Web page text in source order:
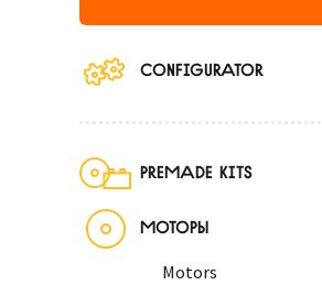
CONFIGURATOR
PREMADE KITS
МОТОРЫ
Motors